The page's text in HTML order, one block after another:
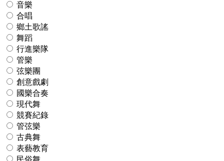
音樂
合唱
鄉土歌謠
舞蹈
行進樂隊
管樂
弦樂團
創意戲劇
國樂合奏
現代舞
競賽紀錄
管弦樂
古典舞
表藝教育